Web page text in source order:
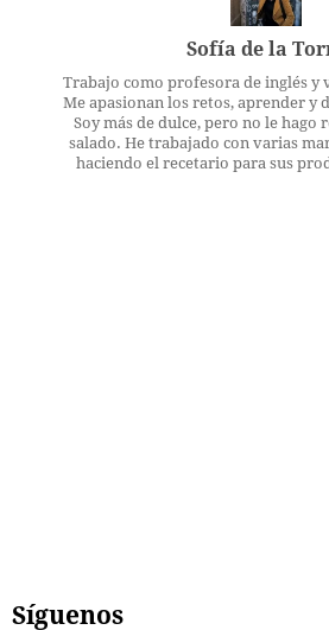
Sofía de la
Trabajo como profesora de inglés y
Me apasionan los retos, aprender y
Soy más de dulce, pero no le hago
salado. He trabajado con varias
haciendo el recetario para sus
Síguenos